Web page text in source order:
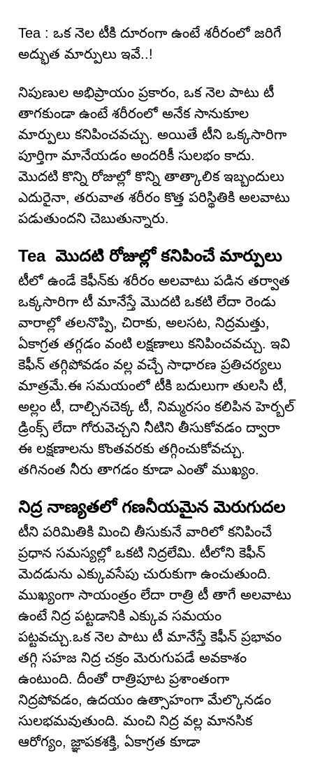
Tea : ఒక నెల టీకి దూరంగా ఉంటే శరీరంలో జరిగే
అద్భుత మార్పులు ఇవే..!
నిపుణుల అభిప్రాయం ప్రకారం, ఒక నెల పాటు టీ
తాగకుండా ఉంటే శరీరంలో అనేక సానుకూల
మార్పులు కనిపించవచ్చు. అయితే టీని ఒక్కసారిగా
పూర్తిగా మానేయడం అందరికీ సులభం కాదు.
మొదటి కొన్ని రోజుల్లో కొన్ని తాత్కాలిక ఇబ్బందులు
ఎదురైనా, తరువాత శరీరం కొత్త పరిస్థితికి అలవాటు
పడుతుందని చెబుతున్నారు.
Tea మొదటి రోజుల్లో కనిపించే మార్పులు
టీలో ఉండే కెఫీన్‌కు శరీరం అలవాటు పడిన తర్వాత
ఒక్కసారిగా టీ మానేస్తే మొదటి ఒకటి లేదా రెండు
వారాల్లో తలనొప్పి, చిరాకు, అలసట, నిద్రమత్తు,
ఏకాగ్రత తగ్గడం వంటి లక్షణాలు కనిపించవచ్చు. ఇవి
కెఫీన్ తగ్గిపోవడం వల్ల వచ్చే సాధారణ ప్రతిచర్యలు
మాత్రమే.ఈ సమయంలో టీకి బదులుగా తులసి టీ,
అల్లం టీ, దాల్చినచెక్క టీ, నిమ్మరసం కలిపిన హెర్బల్
డ్రింక్స్ లేదా గోరువెచ్చని నీటిని తీసుకోవడం ద్వారా
ఈ లక్షణాలను కొంతవరకు తగ్గించుకోవచ్చు.
తగినంత నీరు తాగడం కూడా ఎంతో ముఖ్యం.
నిద్ర నాణ్యతలో గణనీయమైన మెరుగుదల
టీని పరిమితికి మించి తీసుకునే వారిలో కనిపించే
ప్రధాన సమస్యల్లో ఒకటి నిద్రలేమి. టీలోని కెఫీన్
మెదడును ఎక్కువసేపు చురుకుగా ఉంచుతుంది.
ముఖ్యంగా సాయంత్రం లేదా రాత్రి టీ తాగే అలవాటు
ఉంటే నిద్ర పట్టడానికి ఎక్కువ సమయం
పట్టవచ్చు.ఒక నెల పాటు టీ మానేస్తే కెఫీన్ ప్రభావం
తగ్గి సహజ నిద్ర చక్రం మెరుగుపడే అవకాశం
ఉంటుంది. దీంతో రాత్రిపూట ప్రశాంతంగా
నిద్రపోవడం, ఉదయం ఉత్సాహంగా మేల్కొనడం
సులభమవుతుంది. మంచి నిద్ర వల్ల మానసిక
ఆరోగ్యం, జ్ఞాపకశక్తి, ఏకాగ్రత కూడా